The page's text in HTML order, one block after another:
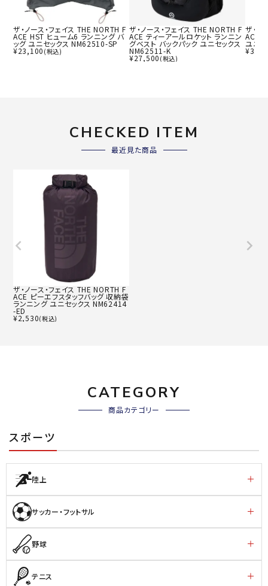
ザ・ノース・フェイス THE NORTH F
ACE HST ヒューム6 ランニング バ
ッグ ユニセックス NM62510-SP
¥23,100 (税込)
ザ・ノース・フェイス THE NORTH F
ACE ティーアールロケット ランニン
グベスト バックパック ユニセックス
NM62511-K
¥27,500 (税込)
ザ・ノ
ACE
ユニ
¥
CHECKED ITEM
最近見た商品
ザ・ノース・フェイス THE NORTH F
ACE ピーエフスタッフバッグ 収納袋
ランニング ユニセックス NM62414
-ED
¥2,530(税込)
CATEGORY
商品カテゴリー
スポーツ
陸上
サッカー・フットサル
野球
テニス